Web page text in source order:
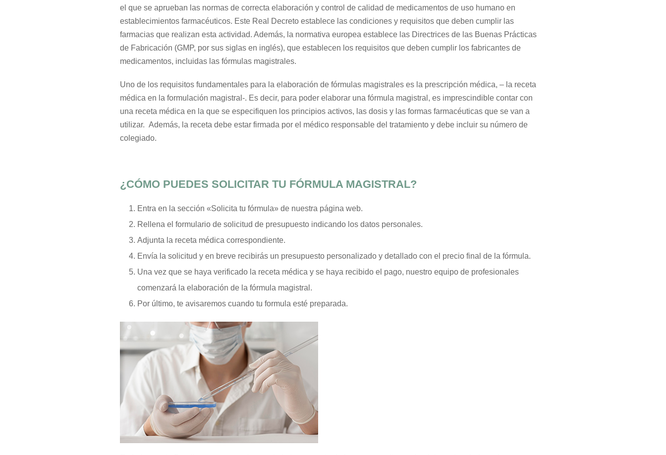
el que se aprueban las normas de correcta elaboración y control de calidad de medicamentos de uso humano en
establecimientos farmacéuticos. Este Real Decreto establece las condiciones y requisitos que deben cumplir las
farmacias que realizan esta actividad. Además, la normativa europea establece las Directrices de las Buenas Prácticas
de Fabricación (GMP, por sus siglas en inglés), que establecen los requisitos que deben cumplir los fabricantes de
medicamentos, incluidas las fórmulas magistrales.
Uno de los requisitos fundamentales para la elaboración de fórmulas magistrales es la prescripción médica, – la receta
médica en la formulación magistral-. Es decir, para poder elaborar una fórmula magistral, es imprescindible contar con
una receta médica en la que se especifiquen los principios activos, las dosis y las formas farmacéuticas que se van a
utilizar. Además, la receta debe estar firmada por el médico responsable del tratamiento y debe incluir su número de
colegiado.
¿CÓMO PUEDES SOLICITAR TU FÓRMULA MAGISTRAL?
Entra en la sección «Solicita tu fórmula» de nuestra página web.
Rellena el formulario de solicitud de presupuesto indicando los datos personales.
Adjunta la receta médica correspondiente.
Envía la solicitud y en breve recibirás un presupuesto personalizado y detallado con el precio final de la fórmula.
Una vez que se haya verificado la receta médica y se haya recibido el pago, nuestro equipo de profesionales
comenzará la elaboración de la fórmula magistral.
Por último, te avisaremos cuando tu formula esté preparada.